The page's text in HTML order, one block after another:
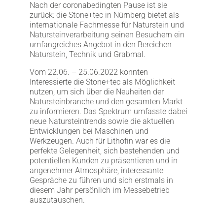
Nach der coronabedingten Pause ist sie
zurück: die Stone+tec in Nürnberg bietet als
internationale Fachmesse für Naturstein und
Natursteinverarbeitung seinen Besuchern ein
umfangreiches Angebot in den Bereichen
Naturstein, Technik und Grabmal.
Vom 22.06. – 25.06.2022 konnten
Interessierte die Stone+tec als Möglichkeit
nutzen, um sich über die Neuheiten der
Natursteinbranche und den gesamten Markt
zu informieren. Das Spektrum umfasste dabei
neue Natursteintrends sowie die aktuellen
Entwicklungen bei Maschinen und
Werkzeugen. Auch für Lithofin war es die
perfekte Gelegenheit, sich bestehenden und
potentiellen Kunden zu präsentieren und in
angenehmer Atmosphäre, interessante
Gespräche zu führen und sich erstmals in
diesem Jahr persönlich im Messebetrieb
auszutauschen.